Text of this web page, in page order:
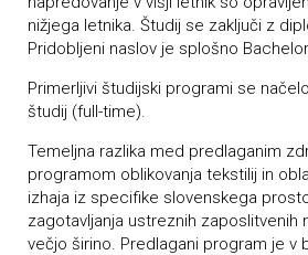
nižjega letnika. Študij se zaključi z
Pridobljeni naslov je splošno
Primerljivi študijski programi se
študij (full-time).
Temeljna razlika med predlaganim
programom oblikovanja tekstilij in
izhaja iz specifike slovenskega
zagotavljanja ustreznih zaposlitvenih
večjo širino. Predlagani program je v